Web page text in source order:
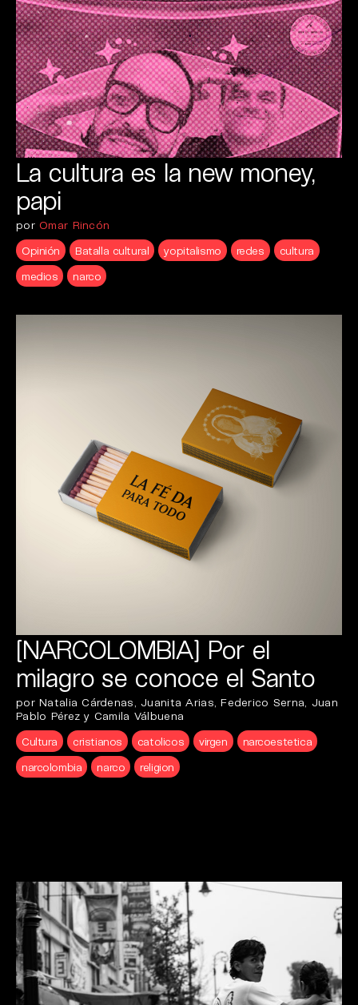
La cultura es la new money,
papi
por Omar Rincón
Opinión
Batalla cultural yopitalismo redes
cultura
medios
narco
[NARCOLOMBIA] Por el
milagro se conoce el Santo
por Natalia Cárdenas, Juanita Arias, Federico Serna, Juan
Pablo Pérez y Camila Válbuena
Cultura
cristianos catolicos virgen
narcoestetica
narcolombia
narco religion